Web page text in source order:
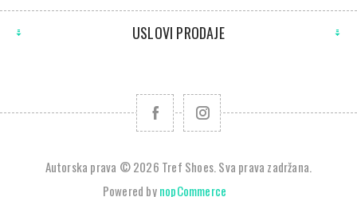
USLOVI PRODAJE
Autorska prava © 2026 Tref Shoes. Sva prava zadržana.
Powered bynopCommerce